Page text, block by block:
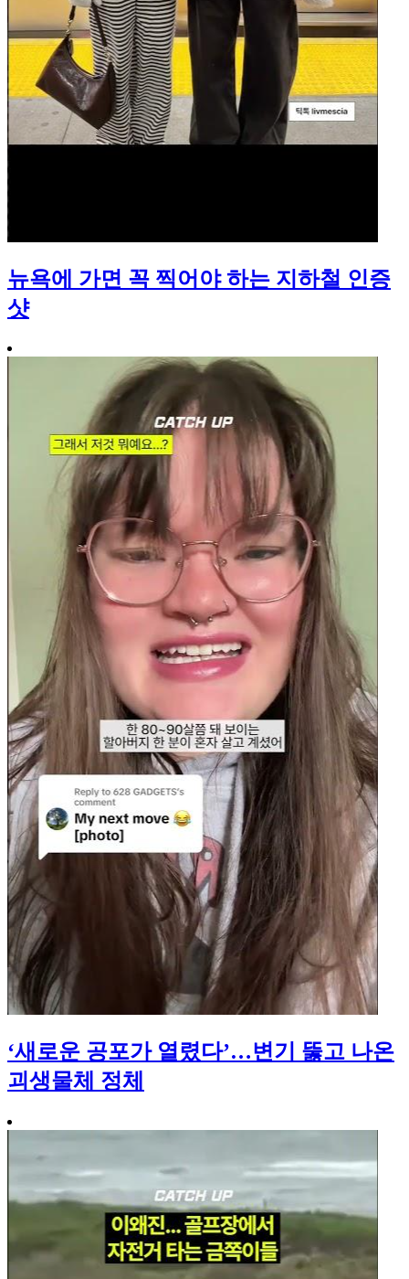
뉴욕에 가면 꼭 찍어야 하는 지하철 인증
샷
‘새로운 공포가 열렸다’…변기 뚫고 나온
괴생물체 정체